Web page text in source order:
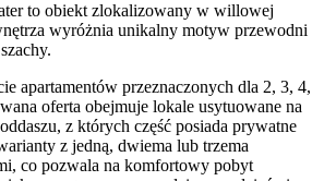
to obiekt zlokalizowany w willowej
wyróżnia unikalny motyw przewodni
apartamentów przeznaczonych dla 2, 3, 4,
oferta obejmuje lokale usytuowane na
z których część posiada prywatne
z jedną, dwiema lub trzema
co pozwala na komfortowy pobyt